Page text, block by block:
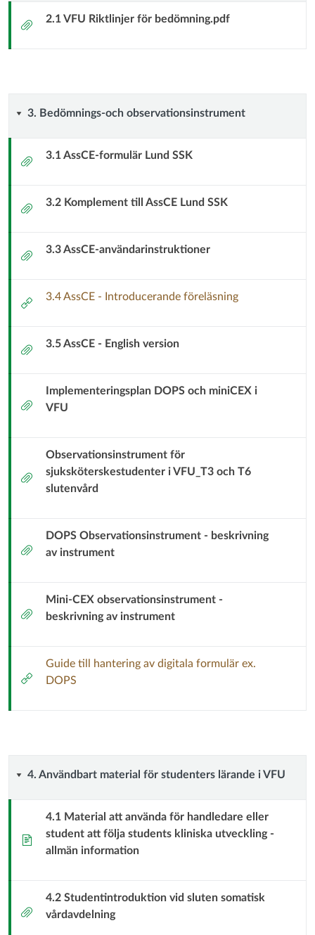
Riktlinjer
Bilaga 2.1 VFU Riktlinjer för bedömning.pdf
3.
Bedömnings-
observationsinstrument
3. Bedömnings-och observationsinstrument
Bilaga 3.1 AssCE-formulär Lund SSK
Bilaga 3.2 Komplement till AssCE Lund SSK
Bilaga 3.3 AssCE-användarinstruktioner
Extern3.4 AssCE - Introducerande föreläsning
Bilaga 3.5 AssCE - English version
Bilaga
Implementeringsplan DOPS och miniCEX i
VFU
Bilaga
Observationsinstrument för
sjuksköterskestudenter i VFU_T3 och T6
slutenvård
Bilaga
DOPS Observationsinstrument - beskrivning
av instrument
Bilaga
Mini-CEX observationsinstrument -
beskrivning av instrument
Extern
Guide till hantering av digitala formulär ex.
DOPS
4.
Användbart
material
studenters
4. Användbart material för studenters lärande i VFU
Sida
4.1 Material att använda för handledare eller
student att följa students kliniska utveckling -
allmän information
Bilaga
4.2 Studentintroduktion vid sluten somatisk
vårdavdelning